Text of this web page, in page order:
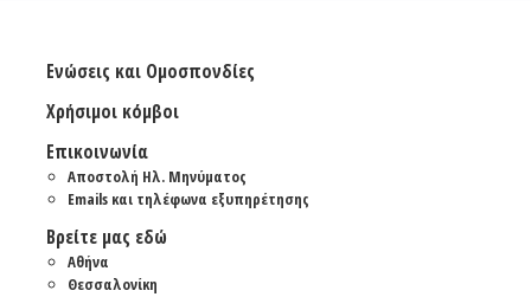
Ενώσεις και Ομοσπονδίες
Χρήσιμοι κόμβοι
Επικοινωνία
Αποστολή Ηλ. Μηνύματος
Emails και τηλέφωνα εξυπηρέτησης
Βρείτε μας εδώ
Αθήνα
Θεσσαλονίκη